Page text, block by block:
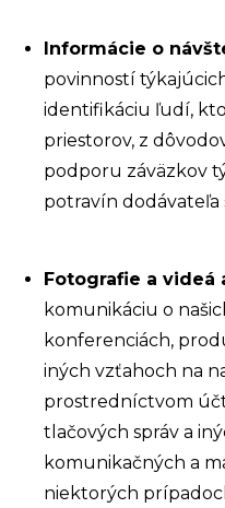
Informácie o
povinností
identifikáciu ľudí,
priestorov, z
podporu záväzkov
potravín dodávateľa
Fotografie a videá
komunikáciu o
konferenciách,
iných vzťahoch na
prostredníctvom
tlačových správ a
komunikačných a
niektorých